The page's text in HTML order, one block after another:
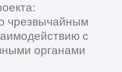
чрезвычайным
с
органами